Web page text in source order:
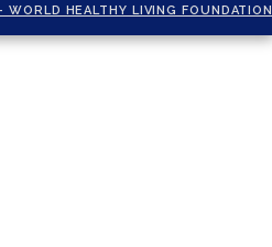
WORLD HEALTHY LIVING FOUNDATION